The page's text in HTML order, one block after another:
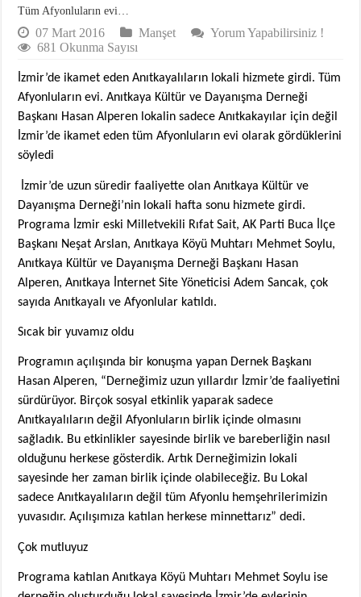
Tüm Afyonluların evi…
07 Mart 2016 Manşet
Yorum Yapabilirsiniz !
681 Okunma Sayısı
İzmir’de ikamet eden Anıtkayalıların lokali hizmete girdi. Tüm
Afyonluların evi.Anıtkaya Kültür ve Dayanışma Derneği
Başkanı Hasan Alperen lokalin sadece Anıtkakayılar için değil
İzmir’de ikamet eden tüm Afyonluların evi olarak gördüklerini
söyledi
İzmir’de uzun süredir faaliyette olan Anıtkaya Kültür ve
Dayanışma Derneği’nin lokali hafta sonu hizmete girdi.
Programa İzmir eski Milletvekili Rıfat Sait, AK Parti Buca İlçe
Başkanı Neşat Arslan, Anıtkaya Köyü Muhtarı Mehmet Soylu,
Anıtkaya Kültür ve Dayanışma Derneği Başkanı Hasan
Alperen, Anıtkaya İnternet Site Yöneticisi Adem Sancak, çok
sayıda Anıtkayalı ve Afyonlular katıldı.
Sıcak bir yuvamız oldu
Programın açılışında bir konuşma yapan Dernek Başkanı
Hasan Alperen, “Derneğimiz uzun yıllardır İzmir’de faaliyetini
sürdürüyor. Birçok sosyal etkinlik yaparak sadece
Anıtkayalıların değil Afyonluların birlik içinde olmasını
sağladık. Bu etkinlikler sayesinde birlik ve bareberliğin nasıl
olduğunu herkese gösterdik. Artık Derneğimizin lokali
sayesinde her zaman birlik içinde olabileceğiz. Bu Lokal
sadece Anıtkayalıların değil tüm Afyonlu hemşehrilerimizin
yuvasıdır. Açılışımıza katılan herkese minnettarız” dedi.
Çok mutluyuz
Programa katılan Anıtkaya Köyü Muhtarı Mehmet Soylu ise